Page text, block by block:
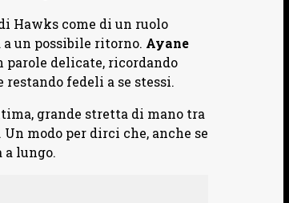
Hawks come di un ruolo
un possibile ritorno. Ayane
parole delicate, ricordando
fedeli a se stessi.
grande stretta di mano tra
modo per dirci che, anche se
a lungo.